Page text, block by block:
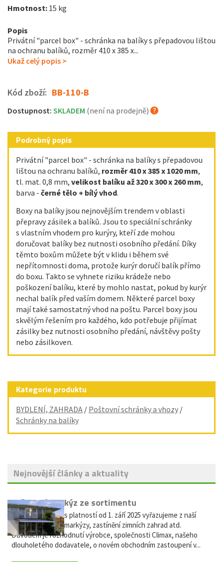
Hmotnost: 15 kg
Popis
Privátní "parcel box" - schránka na balíky s přepadovou lištou
na ochranu balíků, rozměr 410 x 385 x...
Ukaž celý popis >
Kód zboží: BB-110-B
Dostupnost: SKLADEM (není na prodejně)
Podrobný popis
Privátní "parcel box" - schránka na balíky s přepadovou
lištou na ochranu balíků, rozměr 410 x 385 x 1020 mm,
tl. mat. 0,8 mm, velikost balíku až 320 x 300 x 260 mm,
barva - černé tělo + bílý vhod.
Boxy na balíky jsou nejnovějším trendem v oblasti
přepravy zásilek a balíků. Jsou to speciální schránky
s vlastním vhodem pro kurýry, kteří zde mohou
doručovat balíky bez nutnosti osobního předání. Díky
těmto boxům můžete být v klidu i během své
nepřítomnosti doma, protože kurýr doručí balík přímo
do boxu. Takto se vyhnete riziku krádeže nebo
poškození balíku, které by mohlo nastat, pokud by kurýr
nechal balík před vaším domem. Některé parcel boxy
mají také samostatný vhod na poštu. Parcel boxy jsou
skvělým řešením pro každého, kdo potřebuje přijímat
zásilky bez nutnosti osobního předání, návštěvy pošty
nebo zásilkoven.
Kategorie produktu
BYDLENÍ, ZAHRADA / Poštovní schránky a vhozy /
Schránky na balíky
Nejnovější články a aktuality
Vyřazení markýz ze sortimentu
Vážení zákazníci, s platností od 1. září 2025 vyřazujeme z naší
nabídky výsuvné markýzy, zastínění zimních zahrad atd.
Důvodem je rozhodnutí výrobce, společnosti Climax, našeho
dlouholetého dodavatele, o novém obchodním zastoupení v...